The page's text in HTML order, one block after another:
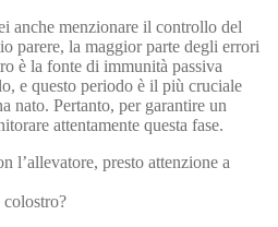
anche menzionare il controllo del
parere, la maggior parte degli errori
è la fonte di immunità passiva
e questo periodo è il più cruciale
nato. Pertanto, per garantire un
attentamente questa fase.
l’allevatore, presto attenzione a